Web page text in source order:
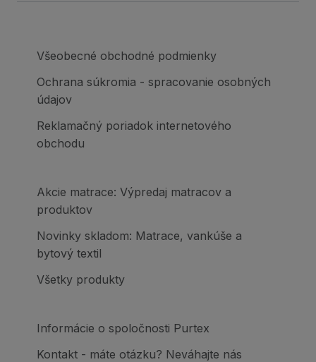
Všeobecné obchodné podmienky
Ochrana súkromia - spracovanie osobných
údajov
Reklamačný poriadok internetového
obchodu
Akcie matrace: Výpredaj matracov a
produktov
Novinky skladom: Matrace, vankúše a
bytový textil
Všetky produkty
Informácie o spoločnosti Purtex
Kontakt - máte otázku? Neváhajte nás